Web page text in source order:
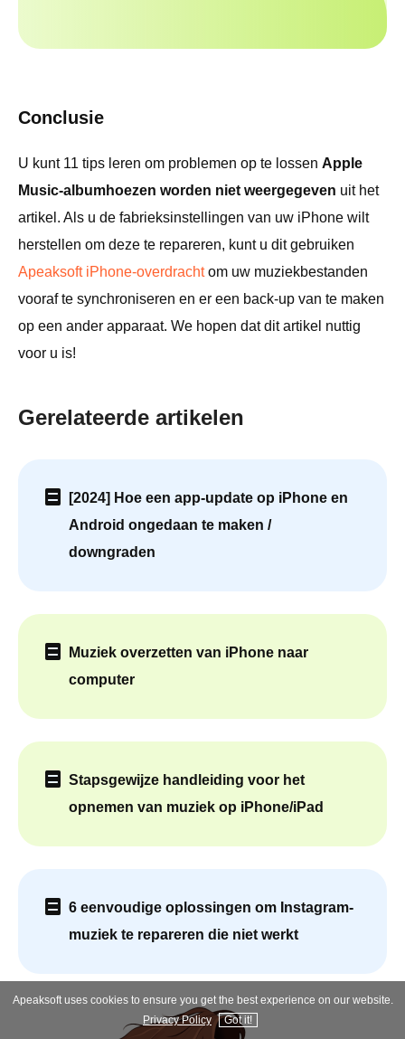
Conclusie
U kunt 11 tips leren om problemen op te lossen Apple
Music-albumhoezen worden niet weergegeven uit het
artikel. Als u de fabrieksinstellingen van uw iPhone wilt
herstellen om deze te repareren, kunt u dit gebruiken
Apeaksoft iPhone-overdrachtom uw muziekbestanden
vooraf te synchroniseren en er een back-up van te maken
op een ander apparaat. We hopen dat dit artikel nuttig
voor u is!
Gerelateerde artikelen
[2024] Hoe een app-update op iPhone en
Android ongedaan te maken /
downgraden
Muziek overzetten van iPhone naar
computer
Stapsgewijze handleiding voor het
opnemen van muziek op iPhone/iPad
6 eenvoudige oplossingen om Instagram-
muziek te repareren die niet werkt
Apeaksoft uses cookies to ensure you get the best experience on our website.
Privacy Policy
Got it!